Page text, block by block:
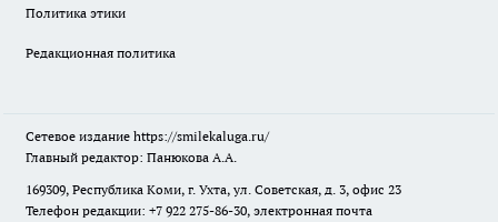
Политика этики
Редакционная политика
Сетевое издание https://smilekaluga.ru/
Главный редактор: Панюкова А.А.
169309, Республика Коми, г. Ухта, ул. Советская, д. 3, офис 23
Телефон редакции: +7 922 275-86-30, электронная почта